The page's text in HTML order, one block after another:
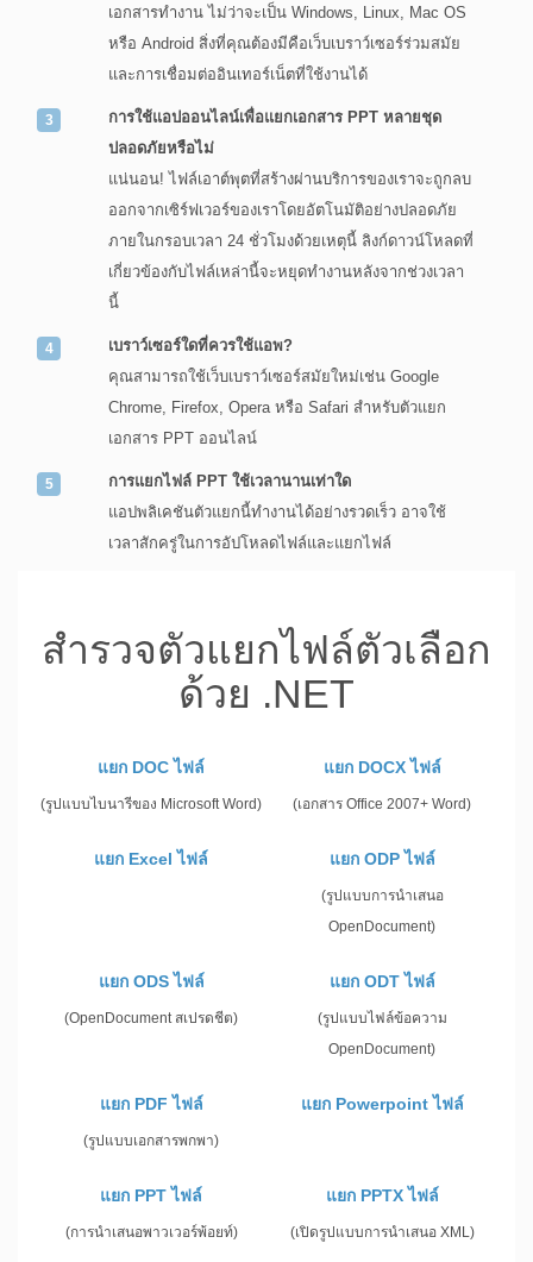
เอกสารทำงาน ไม่ว่าจะเป็น Windows, Linux, Mac OS
หรือ Android สิ่งที่คุณต้องมีคือเว็บเบราว์เซอร์ร่วมสมัย
และการเชื่อมต่ออินเทอร์เน็ตที่ใช้งานได้
การใช้แอปออนไลน์เพื่อแยกเอกสาร PPT หลายชุด
ปลอดภัยหรือไม่
แน่นอน! ไฟล์เอาต์พุตที่สร้างผ่านบริการของเราจะถูกลบ
ออกจากเซิร์ฟเวอร์ของเราโดยอัตโนมัติอย่างปลอดภัย
ภายในกรอบเวลา 24 ชั่วโมงด้วยเหตุนี้ ลิงก์ดาวน์โหลดที่
เกี่ยวข้องกับไฟล์เหล่านี้จะหยุดทำงานหลังจากช่วงเวลา
นี้
เบราว์เซอร์ใดที่ควรใช้แอพ?
คุณสามารถใช้เว็บเบราว์เซอร์สมัยใหม่เช่น Google
Chrome, Firefox, Opera หรือ Safari สำหรับตัวแยก
เอกสาร PPT ออนไลน์
การแยกไฟล์ PPT ใช้เวลานานเท่าใด
แอปพลิเคชันตัวแยกนี้ทำงานได้อย่างรวดเร็ว อาจใช้
เวลาสักครู่ในการอัปโหลดไฟล์และแยกไฟล์
สำรวจตัวแยกไฟล์ตัวเลือก
ด้วย .NET
แยก DOC ไฟล์
(รูปแบบไบนารีของ Microsoft Word)
แยก DOCX ไฟล์
(เอกสาร Office 2007+ Word)
แยก Excel ไฟล์ แยก ODP ไฟล์
(รูปแบบการนำเสนอ
OpenDocument)
แยก ODS ไฟล์
(OpenDocument สเปรดชีต)
แยก ODT ไฟล์
(รูปแบบไฟล์ข้อความ
OpenDocument)
แยก PDF ไฟล์
(รูปแบบเอกสารพกพา)
แยก Powerpoint ไฟล์
แยก PPT ไฟล์
(การนำเสนอพาวเวอร์พ้อยท์)
แยก PPTX ไฟล์
(เปิดรูปแบบการนำเสนอ XML)